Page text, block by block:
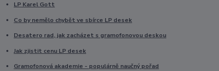
LP Karel Gott
Co by nemělo chybět ve sbírce LP desek
Desatero rad, jak zacházet s gramofonovou deskou
Jak zjistit cenu LP desek
Gramofonová akademie - populárně naučný pořad